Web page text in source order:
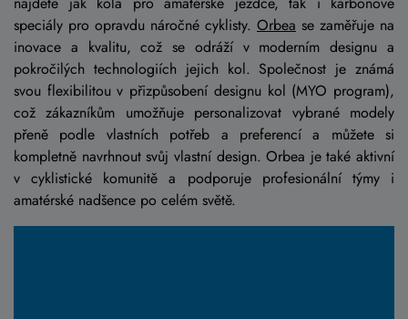
speciály pro opravdu náročné cyklisty. Orbea se zaměřuje na
inovace a kvalitu, což se odráží v moderním designu a
pokročilých technologiích jejich kol. Společnost je známá
svou flexibilitou v přizpůsobení designu kol (MYO program),
což zákazníkům umožňuje personalizovat vybrané modely
přeně podle vlastních potřeb a preferencí a můžete si
kompletně navrhnout svůj vlastní design. Orbea je také aktivní
v cyklistické komunitě a podporuje profesionální týmy i
amatérské nadšence po celém světě.